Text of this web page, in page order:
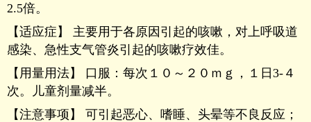
2.5倍。
【适应症】 主要用于各原因引起的咳嗽，对上呼吸道
感染、急性支气管炎引起的咳嗽疗效佳。
【用量用法】 口服：每次１０～２０ｍｇ，１日3-４
次。儿童剂量减半。
【注意事项】 可引起恶心、嗜睡、头晕等不良反应；